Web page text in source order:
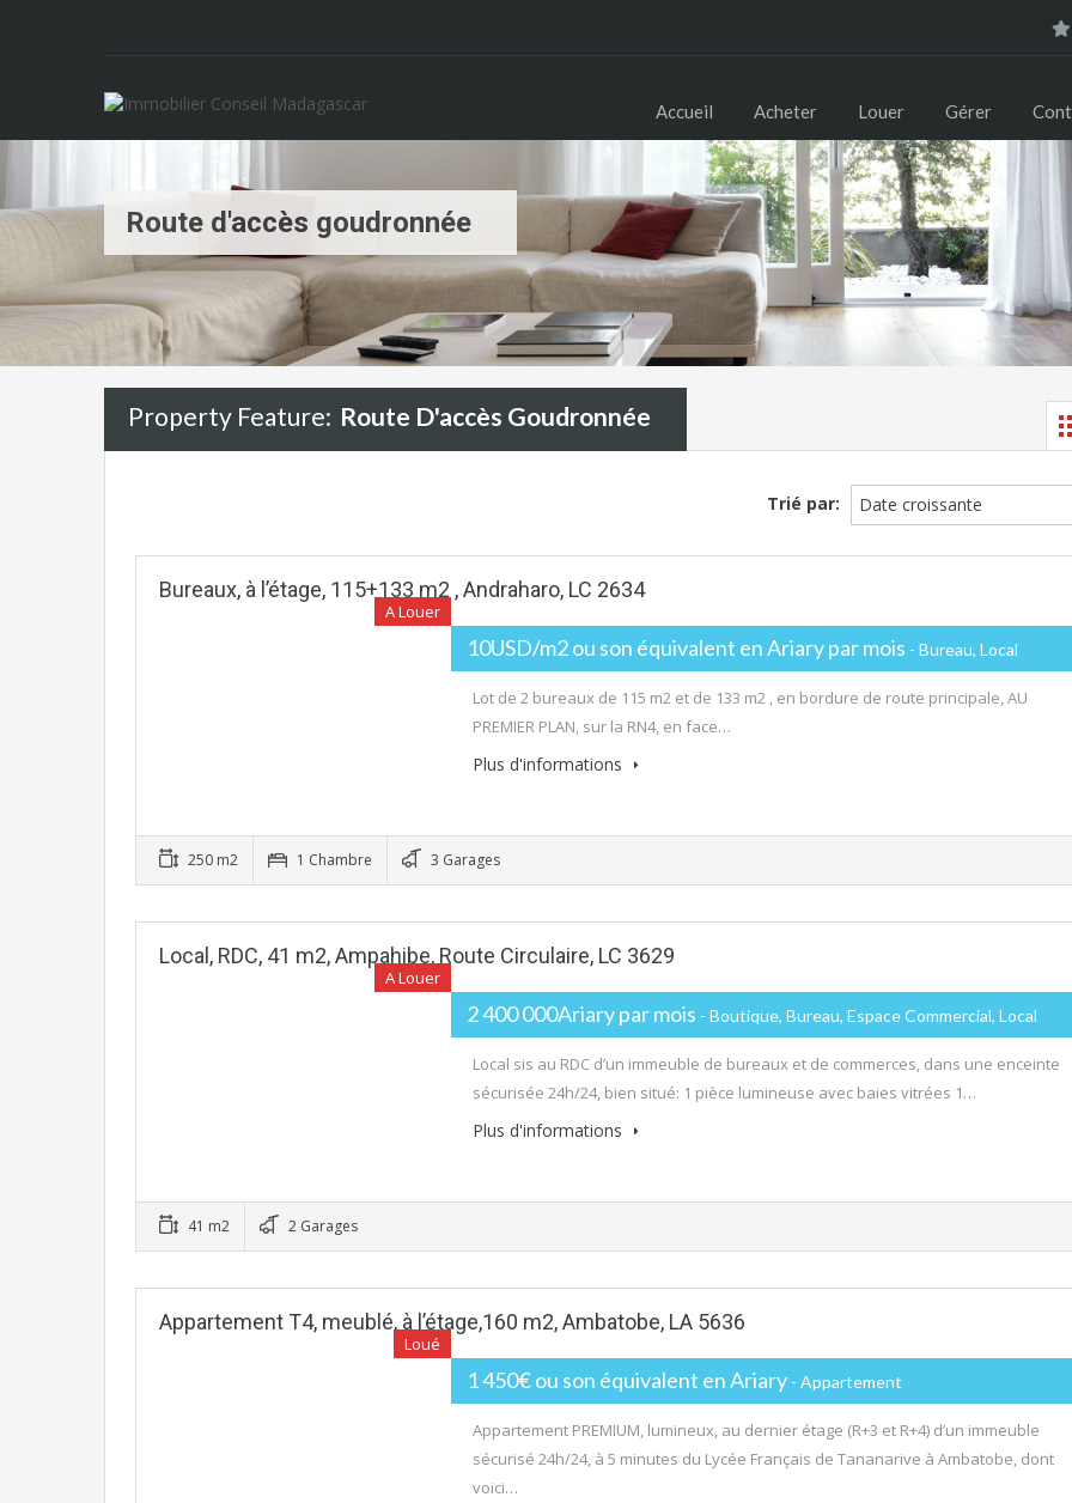
Accueil Acheter Louer Gérer
Route d'accès goudronnée
Property Feature: Route D'accès Goudronnée
Trié par: Date croissante
Bureaux, à l’étage, 115+133 m2 , Andraharo, LC 2634
A Louer
10USD/m2 ou son équivalent en Ariary par mois - Bureau, Local
Lot de 2 bureaux de 115 m2 et de 133 m2 , en bordure de route principale, AU
PREMIER PLAN, sur la RN4, en face…
Plus d'informations
250 m2 1 Chambre 3 Garages
Local, RDC, 41 m2, Ampahibe, Route Circulaire, LC 3629
A Louer
2 400 000Ariary par mois - Boutique, Bureau, Espace Commercial, Local
Local sis au RDC d’un immeuble de bureaux et de commerces, dans une enceinte
sécurisée 24h/24, bien situé: 1 pièce lumineuse avec baies vitrées 1…
Plus d'informations
41 m2 2 Garages
Appartement T4, meublé, à l’étage,160 m2, Ambatobe, LA 5636
Loué
1 450€ ou son équivalent en Ariary - Appartement
Appartement PREMIUM, lumineux, au dernier étage (R+3 et R+4) d’un immeuble
sécurisé 24h/24, à 5 minutes du Lycée Français de Tananarive à Ambatobe, dont
voici…